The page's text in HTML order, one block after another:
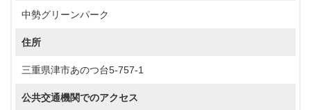
中勢グリーンパーク
住所
三重県津市あのつ台5-757-1
公共交通機関でのアクセス